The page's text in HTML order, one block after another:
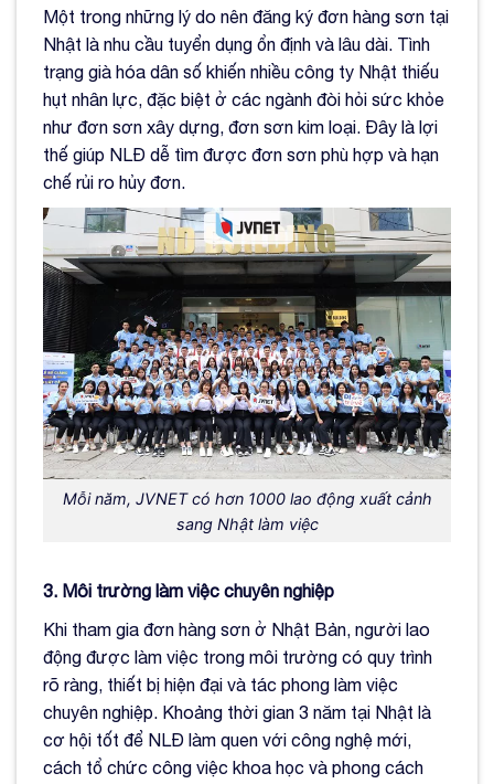
Một trong những lý do nên đăng ký đơn hàng sơn tại
Nhật là nhu cầu tuyển dụng ổn định và lâu dài. Tình
trạng già hóa dân số khiến nhiều công ty Nhật thiếu
hụt nhân lực, đặc biệt ở các ngành đòi hỏi sức khỏe
như đơn sơn xây dựng, đơn sơn kim loại. Đây là lợi
thế giúp NLĐ dễ tìm được đơn sơn phù hợp và hạn
chế rủi ro hủy đơn.
Mỗi năm, JVNET có hơn 1000 lao động xuất cảnh
sang Nhật làm việc
3. Môi trường làm việc chuyên nghiệp
Khi tham gia đơn hàng sơn ở Nhật Bản, người lao
động được làm việc trong môi trường có quy trình
rõ ràng, thiết bị hiện đại và tác phong làm việc
chuyên nghiệp. Khoảng thời gian 3 năm tại Nhật là
cơ hội tốt để NLĐ làm quen với công nghệ mới,
cách tổ chức công việc khoa học và phong cách